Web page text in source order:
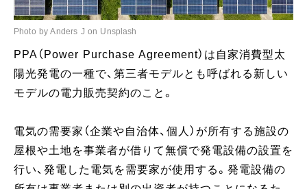
Photo by Anders J on Unsplash
PPA（Power Purchase Agreement）は自家消費型太
陽光発電の一種で、第三者モデルとも呼ばれる新しい
モデルの電力販売契約のこと。
電気の需要家（企業や自治体、個人）が所有する施設の
屋根や土地を事業者が借りて無償で発電設備の設置を
行い、発電した電気を需要家が使用する。発電設備の